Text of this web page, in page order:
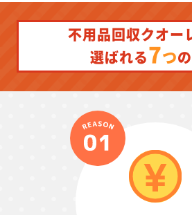
不用品回収クオー
選ばれる7つ